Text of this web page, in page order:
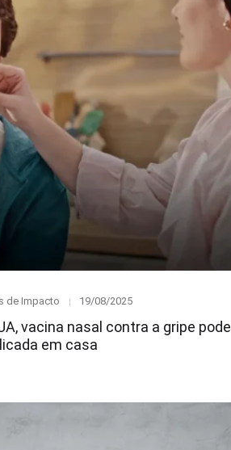
de Impacto
Posted
19/08/2025
vacina nasal contra a gripe pode
em casa